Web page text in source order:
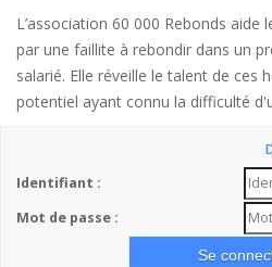
L’association 60 000 Rebonds aide
par une faillite à rebondir dans un
salarié. Elle réveille le talent de
potentiel ayant connu la difficulté
Identifiant :
Mot de passe :